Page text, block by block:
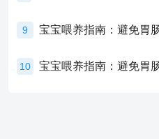
9 宝宝喂养指南：避免胃
10 宝宝喂养指南：避免胃